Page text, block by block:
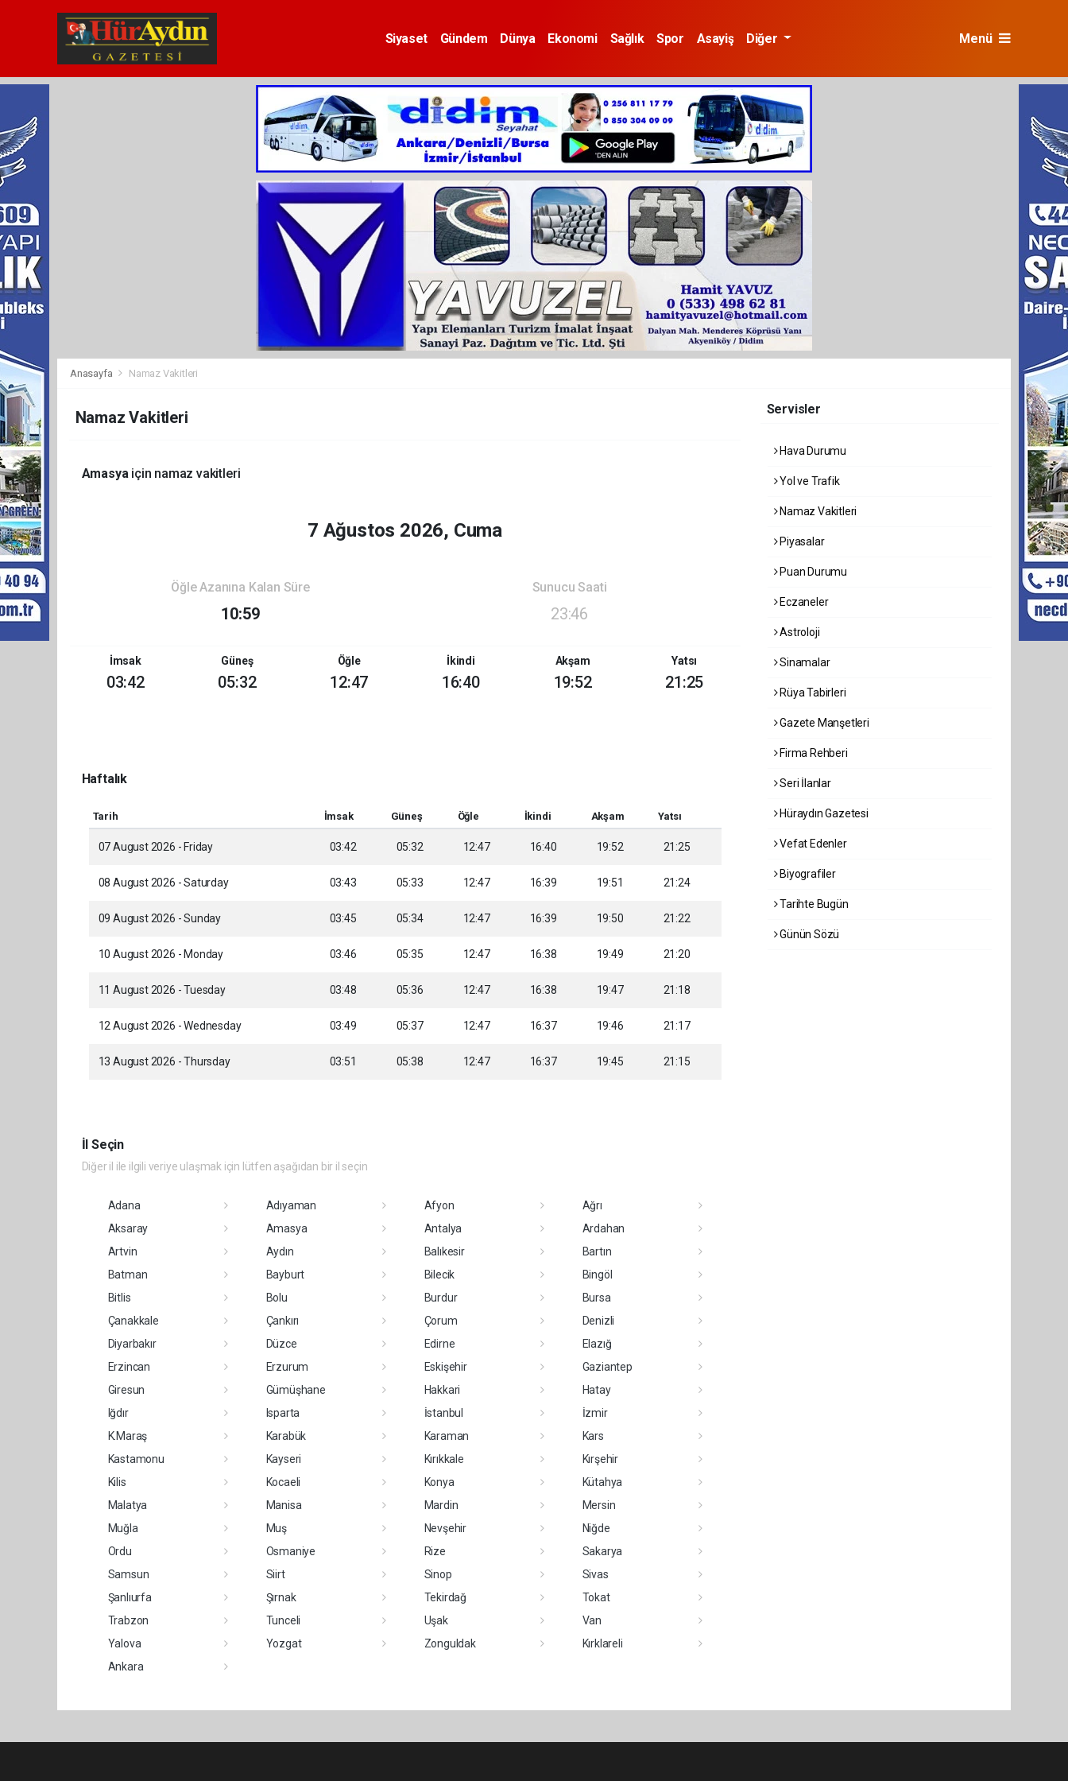
Siyaset Gündem Dünya Ekonomi Sağlık Spor Asayiş Diğer Menü
Anasayfa Namaz Vakitleri
Namaz Vakitleri
Amasyaiçin namaz vakitleri
7 Ağustos 2026, Cuma
Öğle Azanına Kalan Süre
10:59
Sunucu Saati
23:46
İmsak
03:42
Güneş
05:32
Öğle
12:47
İkindi
16:40
Akşam
19:52
Yatsı
21:25
Haftalık
Tarih İmsak Güneş Öğle İkindi Akşam Yatsı
07 August 2026 - Friday 03:42 05:32 12:47 16:40 19:52 21:25
08 August 2026 - Saturday 03:43 05:33 12:47 16:39 19:51 21:24
09 August 2026 - Sunday 03:45 05:34 12:47 16:39 19:50 21:22
10 August 2026 - Monday 03:46 05:35 12:47 16:38 19:49 21:20
11 August 2026 - Tuesday 03:48 05:36 12:47 16:38 19:47 21:18
12 August 2026 - Wednesday 03:49 05:37 12:47 16:37 19:46 21:17
13 August 2026 - Thursday 03:51 05:38 12:47 16:37 19:45 21:15
İl Seçin
Diğer il ile ilgili veriye ulaşmak için lütfen aşağıdan bir il seçin
Adana Adıyaman Afyon
Ağrı
Aksaray
Amasya Antalya
Ardahan
Artvin
Aydın Balıkesir
Bartın
Batman
Bayburt Bilecik
Bingöl
Bitlis
Bolu Burdur
Bursa
Çanakkale
Çankırı Çorum
Denizli
Diyarbakır
Düzce Edirne
Elazığ
Erzincan
Erzurum Eskişehir
Gaziantep
Giresun
Gümüşhane Hakkari
Hatay
Iğdır
Isparta İstanbul
İzmir
K.Maraş
Karabük Karaman
Kars
Kastamonu
Kayseri Kırıkkale
Kırşehir
Kilis
Kocaeli Konya
Kütahya
Malatya
Manisa Mardin
Mersin
Muğla
Muş Nevşehir
Niğde
Ordu
Osmaniye Rize
Sakarya
Samsun
Siirt Sinop
Sivas
Şanlıurfa
Şırnak Tekirdağ
Tokat
Trabzon
Tunceli Uşak
Van
Yalova
Yozgat Zonguldak
Kırklareli
Ankara
Servisler
Hava Durumu
Yol ve Trafik
Namaz Vakitleri
Piyasalar
Puan Durumu
Eczaneler
Astroloji
Sinamalar
Rüya Tabirleri
Gazete Manşetleri
Firma Rehberi
Seri İlanlar
Hüraydın Gazetesi
Vefat Edenler
Biyografiler
Tarihte Bugün
Günün Sözü